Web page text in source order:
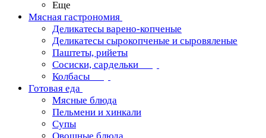
Еще
Мясная гастрономия
Деликатесы варено-копченые
Деликатесы сырокопченые и сыровяленые
Паштеты, рийеты
Сосиски, сардельки
Колбасы
Готовая еда
Мясные блюда
Пельмени и хинкали
Супы